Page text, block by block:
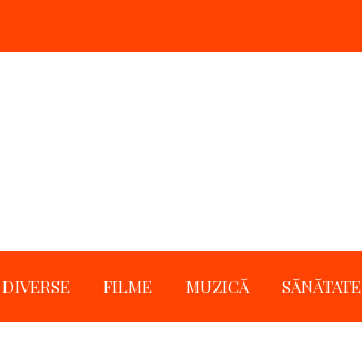
DIVERSE FILME MUZICĂ SĂNĂTATE